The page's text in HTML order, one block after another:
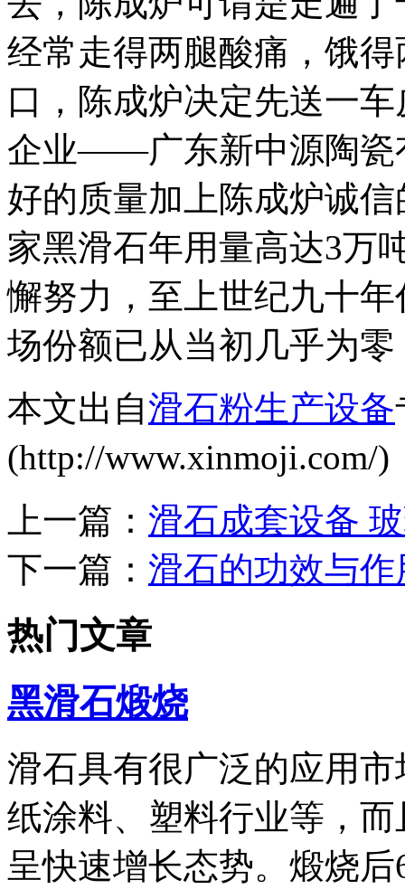
经常走得两腿酸痛，饿
口，陈成炉决定先送一
企业——广东新中源陶瓷
好的质量加上陈成炉诚
家黑滑石年用量高达3万
懈努力，至上世纪九十
场份额已从当初几乎为
本文出自滑石粉生产设备
(http://www.xinmoji.com/
上一篇： 滑石成套设备
下一篇： 滑石的功效与作
热门文章
黑滑石煅烧
滑石具有很广泛的应用
纸涂料、塑料行业等，
呈快速增长态势。煅烧